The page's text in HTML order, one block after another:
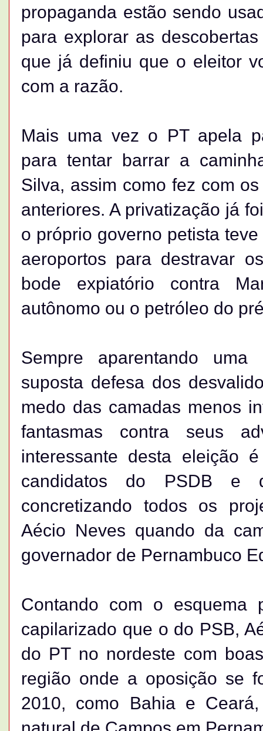
propaganda estão sendo
para explorar as
que já definiu que o eleitor
com a razão.
Mais uma vez o PT apela
para tentar barrar a
Silva, assim como fez com
anteriores. A privatização já
o próprio governo petista
aeroportos para destravar
bode expiatório contra
autônomo ou o petróleo do
Sempre aparentando
suposta defesa dos
medo das camadas menos
fantasmas contra seus
interessante desta eleição
candidatos do PSDB e
concretizando todos os
Aécio Neves quando da
governador de Pernambuco
Contando com o esquema
capilarizado que o do PSB,
do PT no nordeste com
região onde a oposição se
2010, como Bahia e